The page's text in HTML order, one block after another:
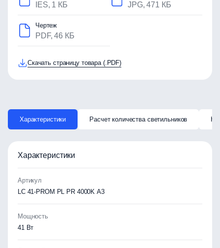
IES, 1 КБ JPG, 471 КБ
Чертеж
PDF, 46 КБ
Скачать страницу товара (.PDF)
Характеристики Расчет количества светильников
Характеристики
Артикул
LC 41-PROM PL PR 4000K A3
Мощность
41 Вт